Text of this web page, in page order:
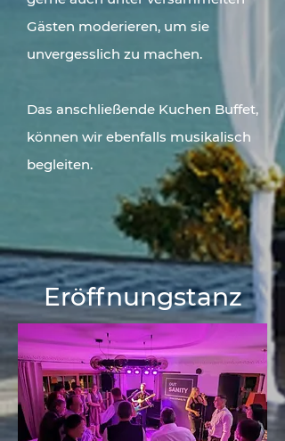
Gästen moderieren, um sie
unvergesslich zu machen.
Das anschließende Kuchen Buffet,
können wir ebenfalls musikalisch
begleiten.
Eröffnungstanz